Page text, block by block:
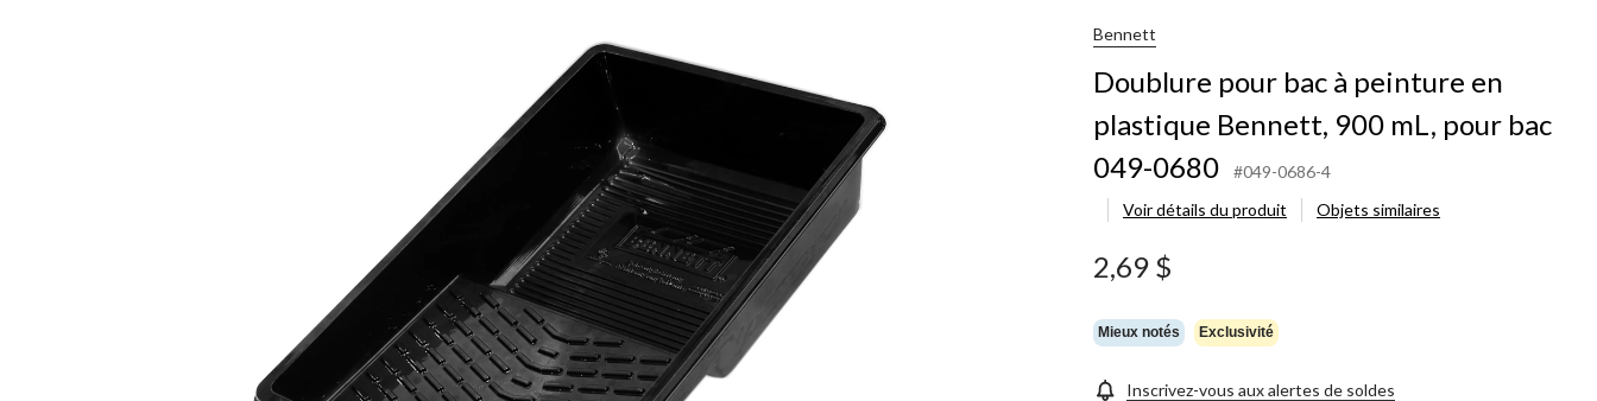
peinture
plastique
900 mL,
pour
bac
Bennett
Doublure pour bac à peinture en
plastique Bennett, 900 mL, pour bac
049-0680
#049-0686-4
Voir détails du produit
Objets similaires
2,69 $
Mieux notés Exclusivité
Inscrivez-vous aux alertes de soldes